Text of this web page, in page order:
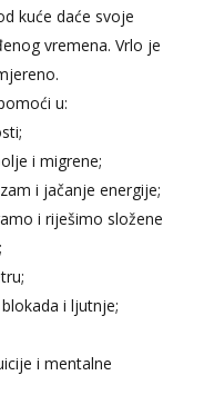
kuće daće svoje
vremena. Vrlo je
u:
i migrene;
i jačanje energije;
i riješimo složene
i ljutnje;
i mentalne